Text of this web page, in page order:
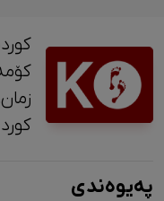
پەیوەندی